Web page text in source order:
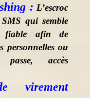
: L’escroc
qui semble
fiable afin de
personnelles ou
accès
virement